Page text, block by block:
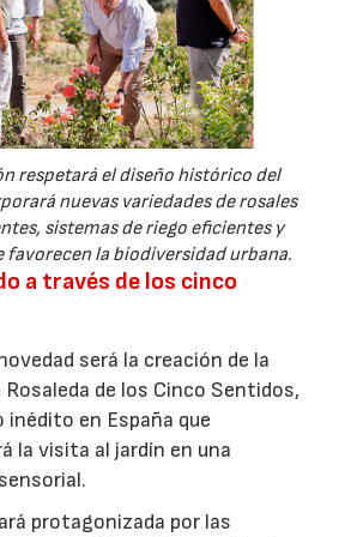
respetará el diseño histórico del
nuevas variedades de rosales
sistemas de riego eficientes y
favorecen la biodiversidad urbana.
a través de los cinco
será la creación de la
de los Cinco Sentidos,
en España que
la visita al jardín en una
protagonizada por las